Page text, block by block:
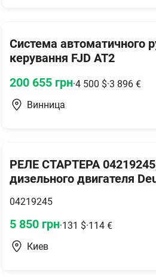
Система автоматичного
керування FJD AT2
200 655 грн·4 500 $·3 896 €
Винница
РЕЛЕ СТАРТЕРА
дизельного двигателя
04219245
5 850 грн·131 $·114 €
Киев